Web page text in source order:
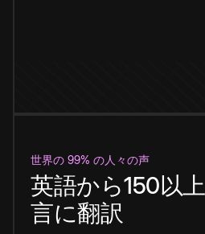
世界の 99% の人々の声
英語から150以
言に翻訳